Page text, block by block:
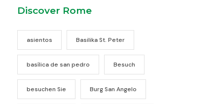
Discover Rome
asientos Basilika St. Peter
basílica de san pedro Besuch
besuchen Sie Burg San Angelo